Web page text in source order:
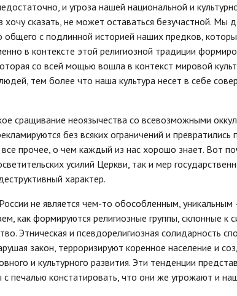
и угроза нашей национальной и
хочу сказать, не может оставаться безучастной. Мы
с подлинной историей наших предков,
в контексте этой религиозной традиции
со всей мощью вошла в контекст мировой
тем более что наша культура несет в себе
сращивание неоязычества со всевозможными
без всяких ограничений и превратились
прочее, о чем каждый из нас хорошо знает. Вот
усилий Церкви, так и мер
характер.
не является чем-то обособленным,
как формируются религиозные группы, склонные к
Этническая и псевдорелигиозная солидарность
закон, терроризируют коренное население и
и культурного развития. Эти тенденции
печалью констатировать, что они же угрожают и